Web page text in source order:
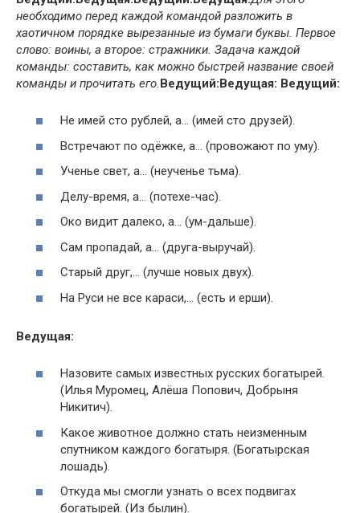
необходимо перед каждой командой разложить в
хаотичном порядке вырезанные из бумаги буквы. Первое
слово: воины, а второе: стражники. Задача каждой
команды: составить, как можно быстрей название своей
команды и прочитать его.Ведущий:Ведущая: Ведущий:
Не имей сто рублей, а… (имей сто друзей).
Встречают по одёжке, а… (провожают по уму).
Ученье свет, а… (неученье тьма).
Делу-время, а… (потехе-час).
Око видит далеко, а… (ум-дальше).
Сам пропадай, а… (друга-выручай).
Старый друг,… (лучше новых двух).
На Руси не все караси,… (есть и ерши).
Ведущая:
Назовите самых известных русских богатырей.
(Илья Муромец, Алёша Попович, Добрыня
Никитич).
Какое животное должно стать неизменным
спутником каждого богатыря. (Богатырская
лошадь).
Откуда мы смогли узнать о всех подвигах
богатырей. (Из былин).